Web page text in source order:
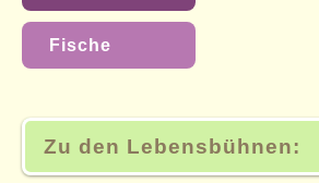
Fische
Zu den Lebensbühnen: